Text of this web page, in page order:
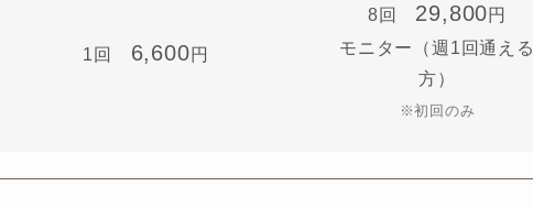
1回 6,600 円
8回 29,800 円
モニター（週1回通える
方）
※初回のみ